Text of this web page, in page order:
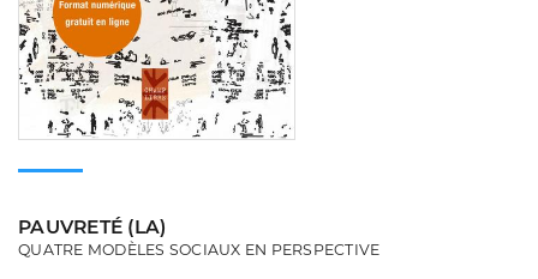
PAUVRETÉ (LA)
QUATRE MODÈLES SOCIAUX EN PERSPECTIVE